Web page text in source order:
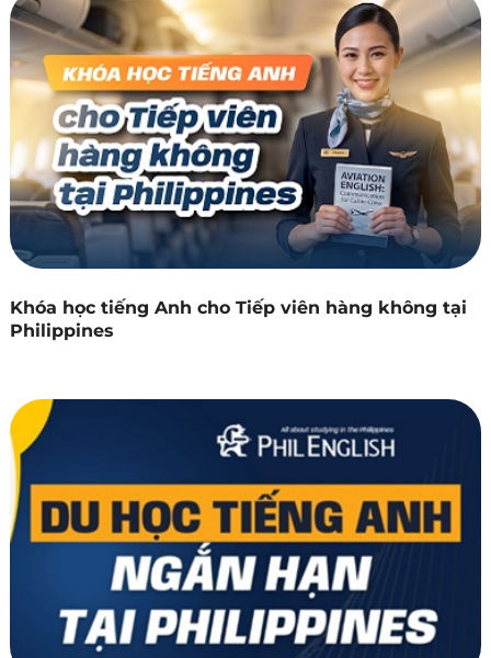
Khóa học tiếng Anh cho Tiếp viên hàng không tại
Philippines